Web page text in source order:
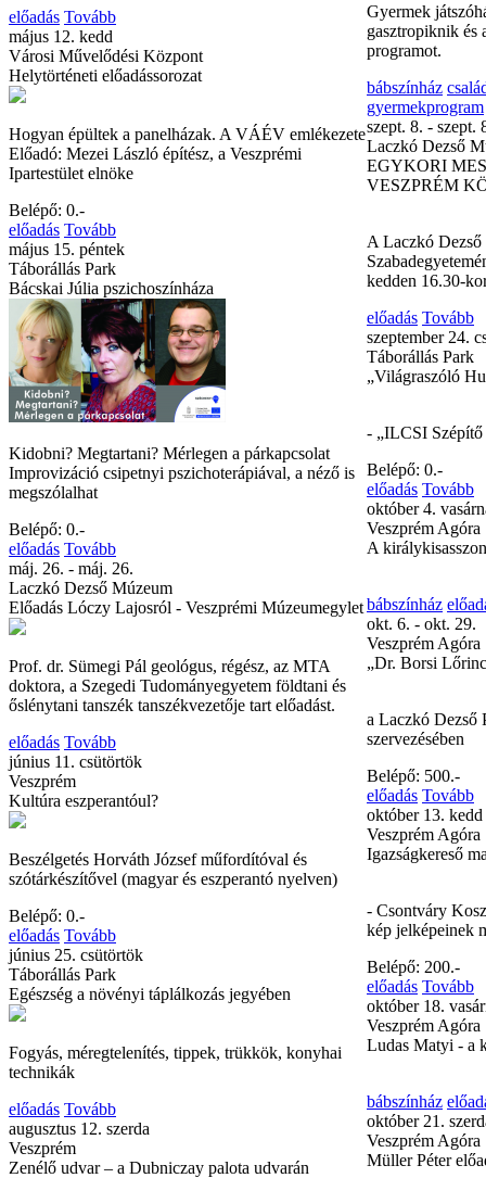
előadás Tovább
május 12. kedd
Városi Művelődési Központ
Helytörténeti előadássorozat
Hogyan épültek a panelházak. A VÁÉV emlékezete
Előadó: Mezei László építész, a Veszprémi
Ipartestület elnöke
Belépő: 0.-
előadás Tovább
május 15. péntek
Táborállás Park
Bácskai Júlia pszichoszínháza
Kidobni? Megtartani? Mérlegen a párkapcsolat
Improvizáció csipetnyi pszichoterápiával, a néző is
megszólalhat
Belépő: 0.-
előadás Tovább
máj. 26. - máj. 26.
Laczkó Dezső Múzeum
Előadás Lóczy Lajosról - Veszprémi Múzeumegylet
Prof. dr. Sümegi Pál geológus, régész, az MTA
doktora, a Szegedi Tudományegyetem földtani és
őslénytani tanszék tanszékvezetője tart előadást.
előadás Tovább
június 11. csütörtök
Veszprém
Kultúra eszperantóul?
Beszélgetés Horváth József műfordítóval és
szótárkészítővel (magyar és eszperantó nyelven)
Belépő: 0.-
előadás Tovább
június 25. csütörtök
Táborállás Park
Egészség a növényi táplálkozás jegyében
Fogyás, méregtelenítés, tippek, trükkök, konyhai
technikák
előadás Tovább
augusztus 12. szerda
Veszprém
Zenélő udvar – a Dubniczay palota udvarán
Gyermek
gasztropiknik és
programot.
bábszínház
gyermekprogram
szept. 8. - szept.
Laczkó Dezső
EGYKORI
VESZPRÉM
A Laczkó
kedden 16.30-
előadás Tovább
szeptember 24.
Táborállás Park
„Világraszóló
- „ILCSI
Belépő: 0.-
előadás Tovább
október 4.
Veszprém Agóra
A
bábszínház
okt. 6. - okt. 29.
Veszprém Agóra
„Dr. Borsi
a Laczkó Dezső
szervezésében
Belépő: 500.-
előadás Tovább
október 13. kedd
Veszprém Agóra
Igazságkereső
- Csontváry
kép jelképeinek
Belépő: 200.-
előadás Tovább
október 18.
Veszprém Agóra
Ludas Matyi - a
bábszínház
október 21.
Veszprém Agóra
Müller Péter